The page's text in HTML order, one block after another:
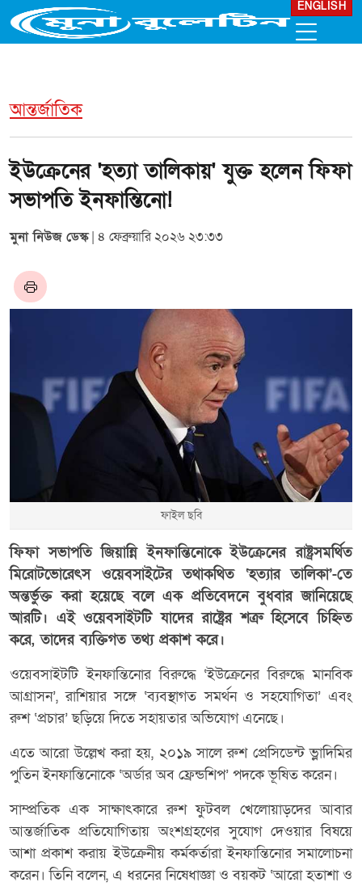
ENGLISH
আন্তর্জাতিক
ইউক্রেনের 'হত্যা তালিকায়' যুক্ত হলেন ফিফা
সভাপতি ইনফান্তিনো!
মুনা নিউজ ডেস্ক| ৪ ফেব্রুয়ারি ২০২৬ ২৩:৩৩
ফাইল ছবি
ফিফা সভাপতি জিয়ান্নি ইনফান্তিনোকে ইউক্রেনের রাষ্ট্রসমর্থিত
মিরোটভোরেৎস ওয়েবসাইটের তথাকথিত ‘হত্যার তালিকা’-তে
অন্তর্ভুক্ত করা হয়েছে বলে এক প্রতিবেদনে বুধবার জানিয়েছে
আরটি। এই ওয়েবসাইটটি যাদের রাষ্ট্রের শত্রু হিসেবে চিহ্নিত
করে, তাদের ব্যক্তিগত তথ্য প্রকাশ করে।
ওয়েবসাইটটি ইনফান্তিনোর বিরুদ্ধে ‘ইউক্রেনের বিরুদ্ধে মানবিক
আগ্রাসন’, রাশিয়ার সঙ্গে ‘ব্যবস্থাগত সমর্থন ও সহযোগিতা’ এবং
রুশ ‘প্রচার’ ছড়িয়ে দিতে সহায়তার অভিযোগ এনেছে।
এতে আরো উল্লেখ করা হয়, ২০১৯ সালে রুশ প্রেসিডেন্ট ভ্লাদিমির
পুতিন ইনফান্তিনোকে ‘অর্ডার অব ফ্রেন্ডশিপ’ পদকে ভূষিত করেন।
সাম্প্রতিক এক সাক্ষাৎকারে রুশ ফুটবল খেলোয়াড়দের আবার
আন্তর্জাতিক প্রতিযোগিতায় অংশগ্রহণের সুযোগ দেওয়ার বিষয়ে
আশা প্রকাশ করায় ইউক্রেনীয় কর্মকর্তারা ইনফান্তিনোর সমালোচনা
করেন। তিনি বলেন, এ ধরনের নিষেধাজ্ঞা ও বয়কট ‘আরো হতাশা ও